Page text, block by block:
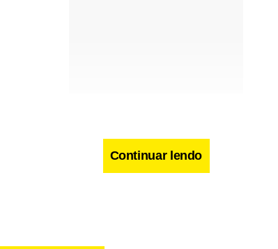
LinkedIn
TwitterTelegram
Share
Continuar lendo